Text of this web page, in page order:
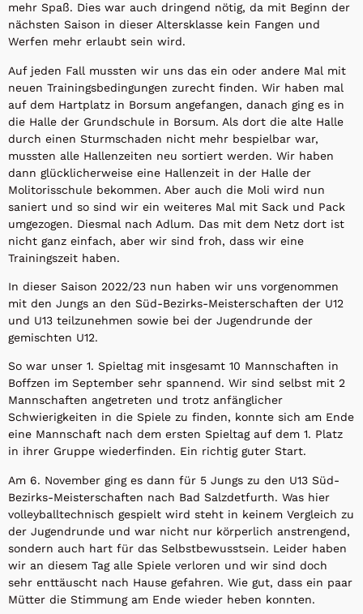
mehr Spaß. Dies war auch dringend nötig, da mit Beginn der
nächsten Saison in dieser Altersklasse kein Fangen und
Werfen mehr erlaubt sein wird.
Auf jeden Fall mussten wir uns das ein oder andere Mal mit
neuen Trainingsbedingungen zurecht finden. Wir haben mal
auf dem Hartplatz in Borsum angefangen, danach ging es in
die Halle der Grundschule in Borsum. Als dort die alte Halle
durch einen Sturmschaden nicht mehr bespielbar war,
mussten alle Hallenzeiten neu sortiert werden. Wir haben
dann glücklicherweise eine Hallenzeit in der Halle der
Molitorisschule bekommen. Aber auch die Moli wird nun
saniert und so sind wir ein weiteres Mal mit Sack und Pack
umgezogen. Diesmal nach Adlum. Das mit dem Netz dort ist
nicht ganz einfach, aber wir sind froh, dass wir eine
Trainingszeit haben.
In dieser Saison 2022/23 nun haben wir uns vorgenommen
mit den Jungs an den Süd-Bezirks-Meisterschaften der U12
und U13 teilzunehmen sowie bei der Jugendrunde der
gemischten U12.
So war unser 1. Spieltag mit insgesamt 10 Mannschaften in
Boffzen im September sehr spannend. Wir sind selbst mit 2
Mannschaften angetreten und trotz anfänglicher
Schwierigkeiten in die Spiele zu finden, konnte sich am Ende
eine Mannschaft nach dem ersten Spieltag auf dem 1. Platz
in ihrer Gruppe wiederfinden. Ein richtig guter Start.
Am 6. November ging es dann für 5 Jungs zu den U13 Süd-
Bezirks-Meisterschaften nach Bad Salzdetfurth. Was hier
volleyballtechnisch gespielt wird steht in keinem Vergleich zu
der Jugendrunde und war nicht nur körperlich anstrengend,
sondern auch hart für das Selbstbewusstsein. Leider haben
wir an diesem Tag alle Spiele verloren und wir sind doch
sehr enttäuscht nach Hause gefahren. Wie gut, dass ein paar
Mütter die Stimmung am Ende wieder heben konnten.